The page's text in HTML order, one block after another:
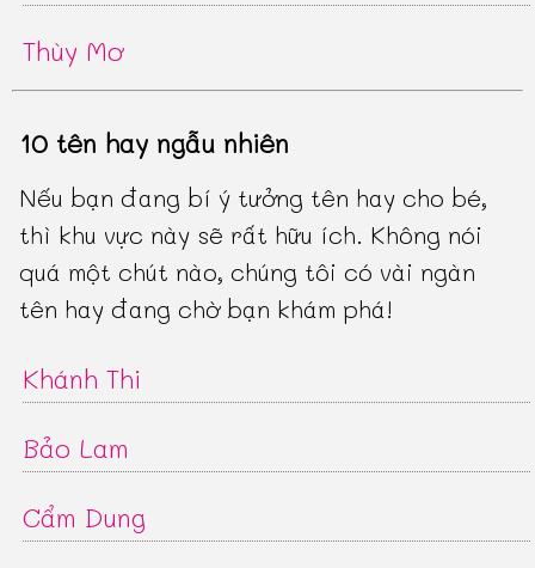
Thùy Mơ
10 tên hay ngẫu nhiên
Nếu bạn đang bí ý tưởng tên hay cho bé,
thì khu vực này sẽ rất hữu ích. Không nói
quá một chút nào, chúng tôi có vài ngàn
tên hay đang chờ bạn khám phá!
Khánh Thi
Bảo Lam
Cẩm Dung